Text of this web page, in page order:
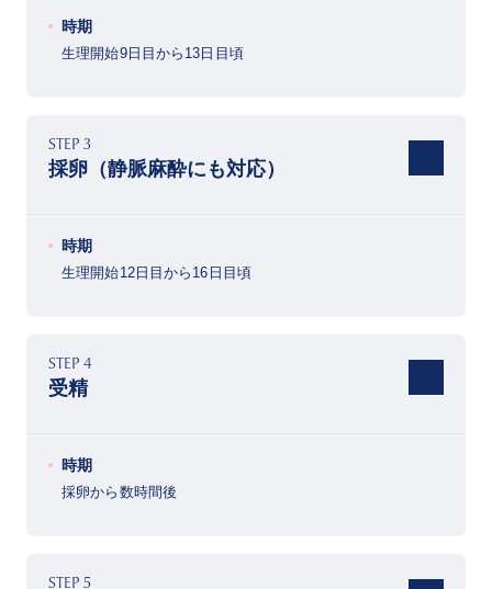
時期
生理開始9日目から13日目頃
STEP 3
採卵（静脈麻酔にも対応）
時期
生理開始12日目から16日目頃
STEP 4
受精
時期
採卵から数時間後
STEP 5